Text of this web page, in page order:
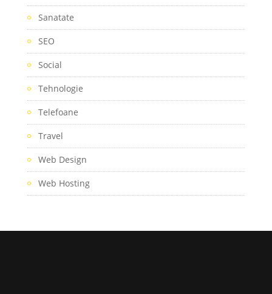
Sanatate
SEO
Social
Tehnologie
Telefoane
Travel
Web Design
Web Hosting